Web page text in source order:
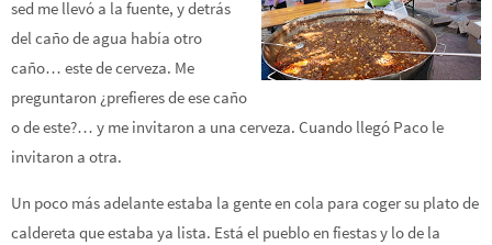
sed me llevó a la fuente, y detrás
del caño de agua había otro
caño… este de cerveza. Me
preguntaron ¿prefieres de ese caño
o de este?… y me invitaron a una cerveza. Cuando llegó Paco le
invitaron a otra.
Un poco más adelante estaba la gente en cola para coger su plato de
caldereta que estaba ya lista. Está el pueblo en fiestas y lo de la